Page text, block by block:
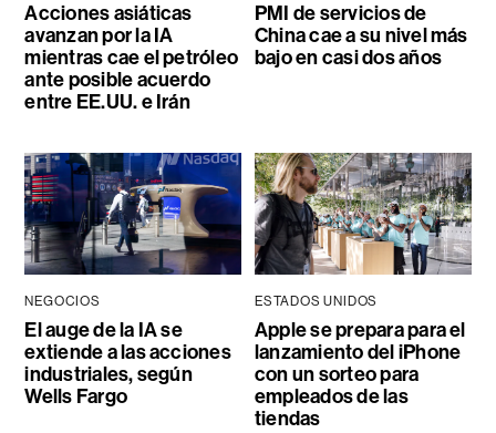
Acciones asiáticas
avanzan por la IA
mientras cae el petróleo
ante posible acuerdo
entre EE.UU. e Irán
PMI de servicios de
China cae a su nivel más
bajo en casi dos años
NEGOCIOS
El auge de la IA se
extiende a las acciones
industriales, según
Wells Fargo
ESTADOS UNIDOS
Apple se prepara para el
lanzamiento del iPhone
con un sorteo para
empleados de las
tiendas